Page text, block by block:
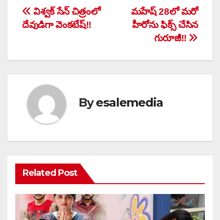
Post
navigation
మహేష్ 28లో మరో
హీరోను ఫిక్స్ చేసిన
గురూజీ!!
విశ్వక్ సేన్ చిత్రంలో
దేవుడిగా వెంకటేష్!!
Byesalemedia
Related Post